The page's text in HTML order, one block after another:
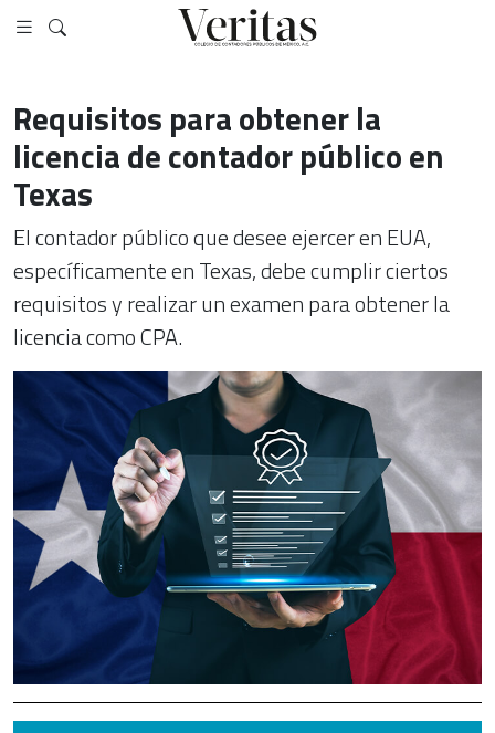
Requisitos para obtener la
licencia de contador público en
Texas
El contador público que desee ejercer en EUA,
específicamente en Texas, debe cumplir ciertos
requisitos y realizar un examen para obtener la
licencia como CPA.